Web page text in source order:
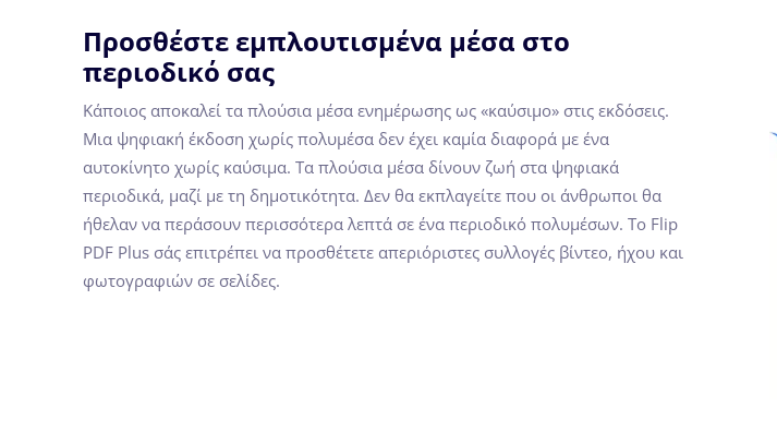
Προσθέστε εμπλουτισμένα μέσα στο
περιοδικό σας
Κάποιος αποκαλεί τα πλούσια μέσα ενημέρωσης ως «καύσιμο» στις εκδόσεις.
Μια ψηφιακή έκδοση χωρίς πολυμέσα δεν έχει καμία διαφορά με ένα
αυτοκίνητο χωρίς καύσιμα. Τα πλούσια μέσα δίνουν ζωή στα ψηφιακά
περιοδικά, μαζί με τη δημοτικότητα. Δεν θα εκπλαγείτε που οι άνθρωποι θα
ήθελαν να περάσουν περισσότερα λεπτά σε ένα περιοδικό πολυμέσων. Το Flip
PDF Plus σάς επιτρέπει να προσθέτετε απεριόριστες συλλογές βίντεο, ήχου και
φωτογραφιών σε σελίδες.